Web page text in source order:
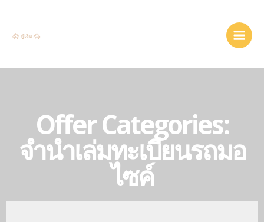
Offer Categories:
จํานําเล่มทะเบียนรถมอ
ไซค์